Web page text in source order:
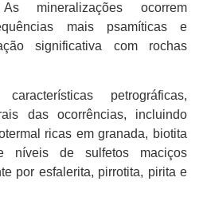
mineralizações ocorrem
mais psamíticas e
significativa com rochas
petrográficas,
das ocorrências, incluindo
ricas em granada, biotita
níveis de sulfetos maciços
por esfalerita, pirrotita, pirita e